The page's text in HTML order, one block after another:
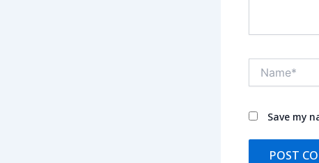
Save my